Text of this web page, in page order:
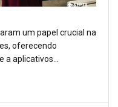
um papel crucial na
oferecendo
aplicativos...